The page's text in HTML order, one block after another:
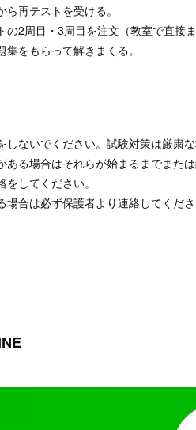
再テストを受ける。
の2周目・3周目を注文（教室で直接
をもらって解きまくる。
しないでください。試験対策は厳粛
ある場合はそれらが始まるまでまた
してください。
合は必ず保護者より連絡してくださ